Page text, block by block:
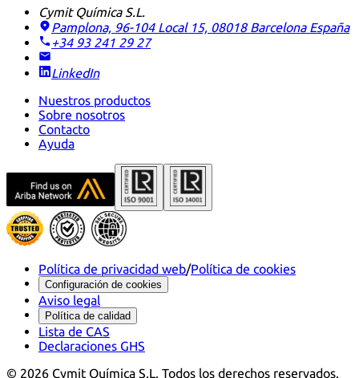
Cymit Química S.L.
Pamplona, 96-104 Local 15, 08018 Barcelona España
+34 93 241 29 27
LinkedIn
Nuestros productos
Sobre nosotros
Contacto
Ayuda
Política de privacidad web/Política de cookies
Configuración de cookies
Aviso legal
Política de calidad
Lista de CAS
Declaraciones GHS
© 2026 Cymit Química S.L. Todos los derechos reservados.